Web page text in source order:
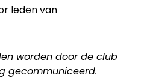
leden van
worden door de club
gecommuniceerd.